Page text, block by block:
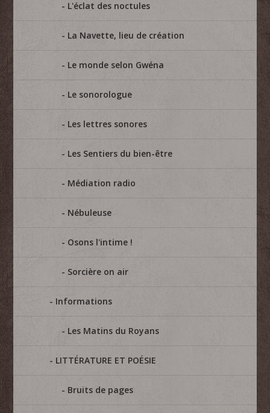
L'éclat des noctules
La Navette, lieu de création
Le monde selon Gwéna
Le sonorologue
Les lettres sonores
Les Sentiers du bien-être
Médiation radio
Nébuleuse
Osons l'intime !
Sorcière on air
Informations
Les Matins du Royans
LITTÉRATURE ET POÉSIE
Bruits de pages